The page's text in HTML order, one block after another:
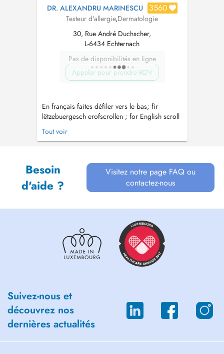
DR. ALEXANDRU MARINESCU 3560
Testeur d'allergie,Dermatologie
30, Rue André Duchscher,
L-6434 Echternach
Pas de disponibilités en ligne
Appeler pour prendre RDV
En français faites défiler vers le bas; fir
lëtzebuergesch erofscrollen ; for English scroll
down Sehr geehrte Damen und Herren, Meine
Tätigkeitsschwerpunkte umfassen
auch ästhetische Medizin und Anti-Agin...
Tout voir
Besoin
d'aide ?
Visitez notre page FAQ ou
contactez-nous
Suivez-nous et
découvrez nos
dernières actualités